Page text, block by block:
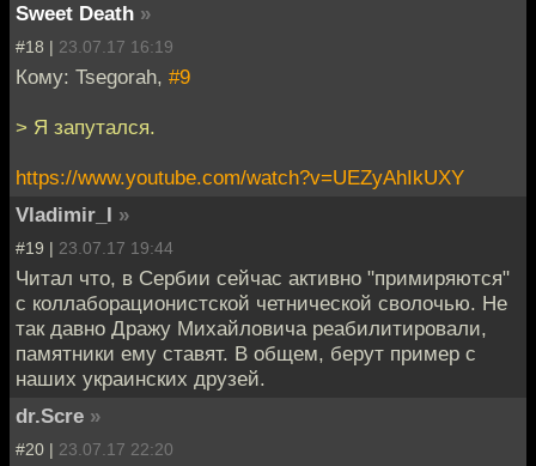
Sweet Death »
#18 | 23.07.17 16:19
Кому: Tsegorah, #9
> Я запутался.
https://www.youtube.com/watch?v=UEZyAhIkUXY
Vladimir_I »
#19 | 23.07.17 19:44
Читал что, в Сербии сейчас активно "примиряются"
с коллаборационистской четнической сволочью. Не
так давно Дражу Михайловича реабилитировали,
памятники ему ставят. В общем, берут пример с
наших украинских друзей.
dr.Scre »
#20 | 23.07.17 22:20